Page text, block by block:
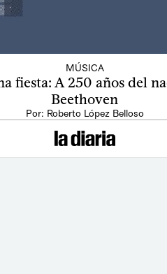
MÚSICA
fiesta: A 250 años del
Beethoven
Por: Roberto López Belloso